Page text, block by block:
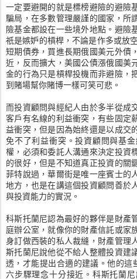
一定要避開的就是標榜避險的避險
騙局，在多數管理嚴謹的國家，所
險基金都設在一些境外地點。避險
祇是嫉妒的槓桿，不論是作多或放
短期債券，買進長期俄國美元外債
近，反而擴大，美國公債漲俄國美
金的行為只是槓桿投機而非避險，
到賭場幫你賭博一樣可笑可悲。
而投資顧問與經紀人由於多半從成
客戶有名線的利益衝突，有些固定
益衝突，但是因為始終還是以成交
免不了利益衝突。投資顧問與基
權，必須和委託人溝通來決定投資
的很好，但是不知道真正投資的關
菲特說過，華爾街是唯一座賓士的
地方，也是在講這個投資顧問善於
與投資能力的實況。
科斯托蘭尼認為最好的夥伴是財產
庭辦公室，就像你的財產信託或家
身訂做西裝的私人裁縫，財產管理
斯托蘭尼說他從不給人整體投資建
透，才能提出合適的建議。他的
六步驟理念十分接近。科斯托蘭